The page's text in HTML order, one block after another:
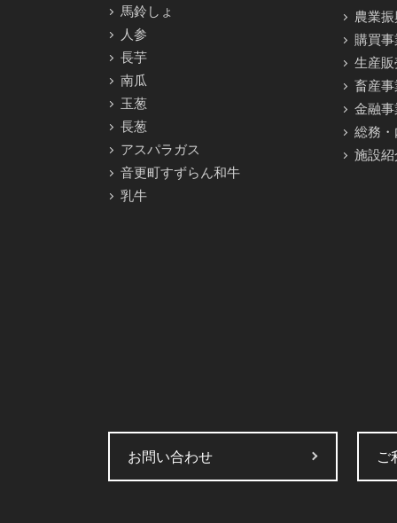
馬鈴しょ
人参
長芋
南瓜
玉葱
長葱
アスパラガス
音更町すずらん和牛
乳牛
農業
購買事
生産
畜産事
金融事
総務
施設紹
お問い合わせ ご